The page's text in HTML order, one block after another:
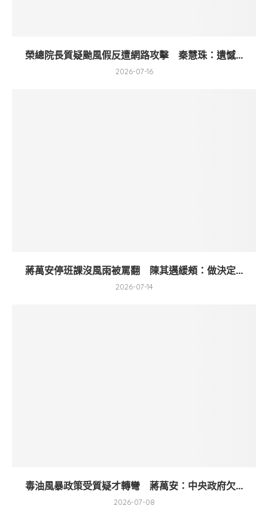
榮總院長質疑颱風假反遭網路攻擊 秦慧珠：遺憾...
2026-07-16
蔣萬安停班課沒風雨被罵翻 陳其邁緩頰：做決定...
2026-07-14
毒油風暴政策受質疑才轉彎 蔣萬安：中央政府欠...
2026-07-08